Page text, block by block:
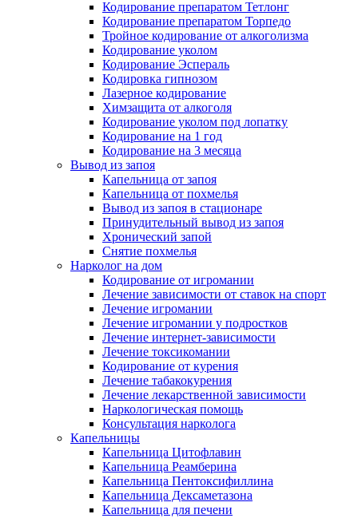
Кодирование препаратом Тетлонг
Кодирование препаратом Торпедо
Тройное кодирование от алкоголизма
Кодирование уколом
Кодирование Эспераль
Кодировка гипнозом
Лазерное кодирование
Химзащита от алкоголя
Кодирование уколом под лопатку
Кодирование на 1 год
Кодирование на 3 месяца
Вывод из запоя
Капельница от запоя
Капельница от похмелья
Вывод из запоя в стационаре
Принудительный вывод из запоя
Хронический запой
Снятие похмелья
Нарколог на дом
Кодирование от игромании
Лечение зависимости от ставок на спорт
Лечение игромании
Лечение игромании у подростков
Лечение интернет-зависимости
Лечение токсикомании
Кодирование от курения
Лечение табакокурения
Лечение лекарственной зависимости
Наркологическая помощь
Консультация нарколога
Капельницы
Капельница Цитофлавин
Капельница Реамберина
Капельница Пентоксифиллина
Капельница Дексаметазона
Капельница для печени